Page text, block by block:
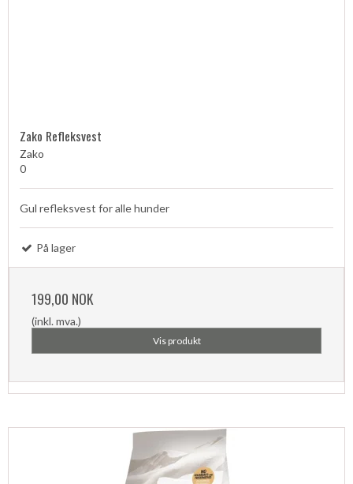
Zako Refleksvest
Zako
0
Gul refleksvest for alle hunder
På lager
199,00 NOK
(inkl. mva.)
Vis produkt